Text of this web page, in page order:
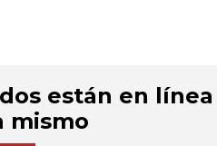
están en línea
mismo